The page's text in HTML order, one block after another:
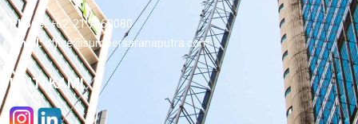
Phone: +62-21 7660080
Email:office@sumbersaranaputra.com
IKUTI KAMI